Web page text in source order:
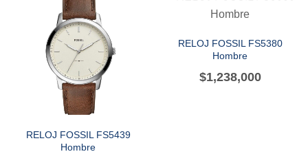
RELOJ FOSSIL FS5439
Hombre
RELOJ FOSSIL FS5380
Hombre
$1,238,000